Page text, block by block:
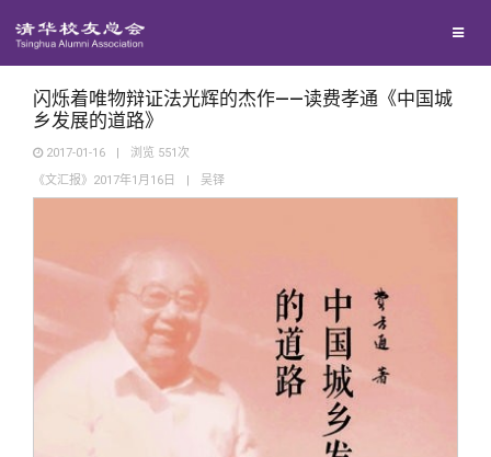
西南联大校友会
义工计划
新媒体平台
青春风采
校友文苑
校友视界
校友服务
闪烁着唯物辩证法光辉的杰作——读费孝通《中国城
乡发展的道路》
2017-01-16 | 浏览 551 次
《文汇报》2017年1月16日
| 吴铎